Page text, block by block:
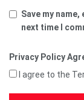
Save my
next time I
Privacy Policy
I agree to the